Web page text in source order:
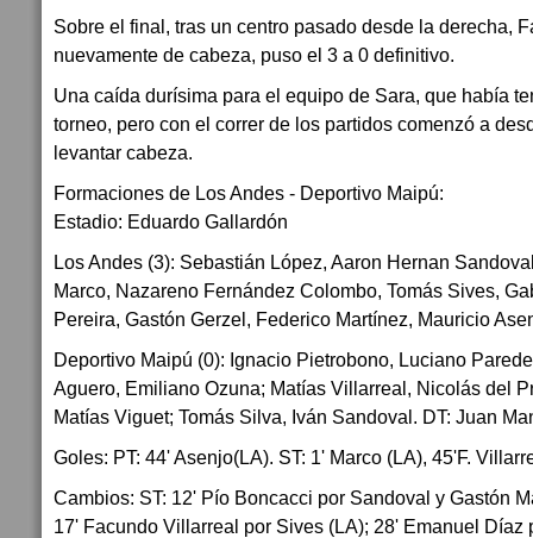
Sobre el final, tras un centro pasado desde la derecha,
nuevamente de cabeza, puso el 3 a 0 definitivo.
Una caída durísima para el equipo de Sara, que había
torneo, pero con el correr de los partidos comenzó a
levantar cabeza.
Formaciones de Los Andes - Deportivo Maipú:
Estadio: Eduardo Gallardón
Los Andes (3): Sebastián López, Aaron Hernan
Marco, Nazareno Fernández Colombo, Tomás Sives,
Pereira, Gastón Gerzel, Federico Martínez, Mauricio
Deportivo Maipú (0): Ignacio Pietrobono, Luciano
Aguero, Emiliano Ozuna; Matías Villarreal, Nicolás del
Matías Viguet; Tomás Silva, Iván Sandoval. DT: Juan
Goles: PT: 44' Asenjo(LA). ST: 1' Marco (LA), 45'F.
Cambios: ST: 12' Pío Boncacci por Sandoval y Gastón
17' Facundo Villarreal por Sives (LA); 28' Emanuel Díaz